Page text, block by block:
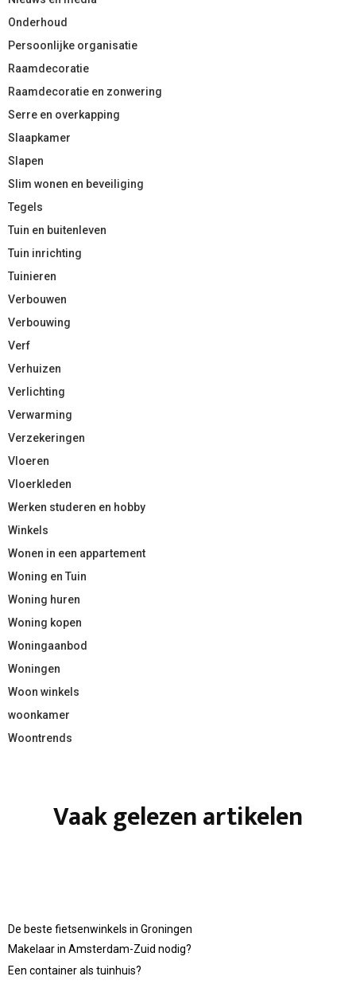
Onderhoud
Persoonlijke organisatie
Raamdecoratie
Raamdecoratie en zonwering
Serre en overkapping
Slaapkamer
Slapen
Slim wonen en beveiliging
Tegels
Tuin en buitenleven
Tuin inrichting
Tuinieren
Verbouwen
Verbouwing
Verf
Verhuizen
Verlichting
Verwarming
Verzekeringen
Vloeren
Vloerkleden
Werken studeren en hobby
Winkels
Wonen in een appartement
Woning en Tuin
Woning huren
Woning kopen
Woningaanbod
Woningen
Woon winkels
woonkamer
Woontrends
Vaak gelezen artikelen
De beste fietsenwinkels in Groningen
Makelaar in Amsterdam-Zuid nodig?
Een container als tuinhuis?